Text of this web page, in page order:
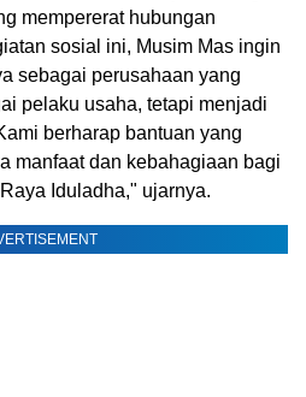
mempererat hubungan
sosial ini, Musim Mas ingin
sebagai perusahaan yang
pelaku usaha, tetapi menjadi
berharap bantuan yang
manfaat dan kebahagiaan bagi
Iduladha," ujarnya.